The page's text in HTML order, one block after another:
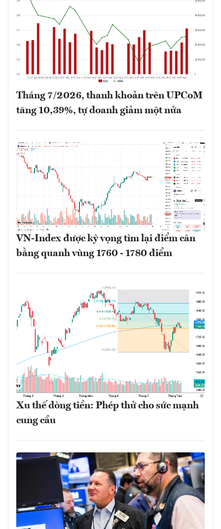
Tháng 7/2026, thanh khoản trên UPCoM
tăng 10,39%, tự doanh giảm một nửa
VN-Index được kỳ vọng tìm lại điểm cân
bằng quanh vùng 1760 - 1780 điểm
Xu thế dòng tiền: Phép thử cho sức mạnh
cung cầu